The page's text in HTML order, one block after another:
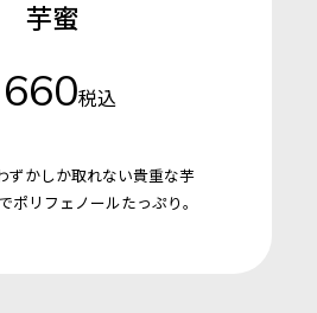
芋蜜
税込
ずかしか取れない貴重な芋
ポリフェノールたっぷり。